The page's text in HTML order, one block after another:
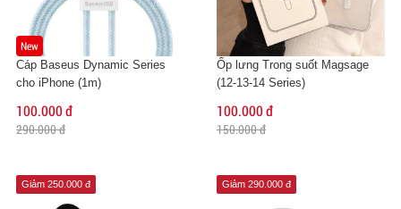
New
Cáp Baseus Dynamic Series
cho iPhone (1m)
100.000 đ
290.000 đ
Ốp lưng Trong suốt Magsage
(12-13-14 Series)
100.000 đ
150.000 đ
Giảm 250.000 đ Giảm 290.000 đ